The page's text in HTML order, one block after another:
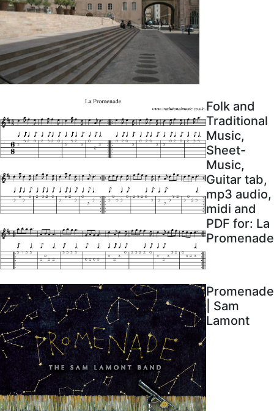
Folk and
Traditional
Music,
Sheet-
Music,
Guitar tab,
mp3 audio,
midi and
PDF for: La
Promenade
Promenade
| Sam
Lamont